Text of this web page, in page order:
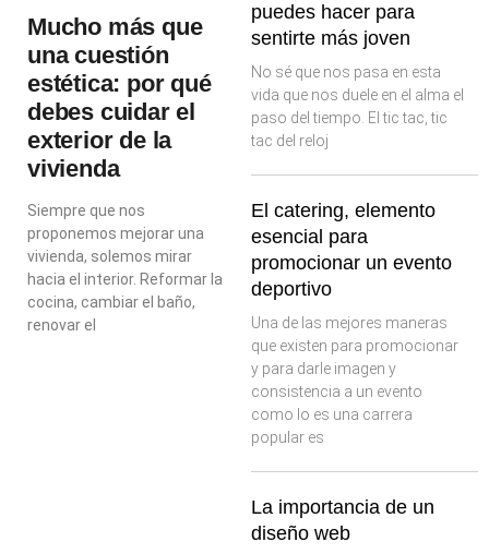
Mucho más que
una cuestión
estética: por qué
debes cuidar el
exterior de la
vivienda
Siempre que nos
proponemos mejorar una
vivienda, solemos mirar
hacia el interior. Reformar la
cocina, cambiar el baño,
renovar el
puedes hacer para
sentirte más joven
No sé que nos pasa en esta
vida que nos duele en el alma el
paso del tiempo. El tic tac, tic
tac del reloj
El catering, elemento
esencial para
promocionar un evento
deportivo
Una de las mejores maneras
que existen para promocionar
y para darle imagen y
consistencia a un evento
como lo es una carrera
popular es
La importancia de un
diseño web